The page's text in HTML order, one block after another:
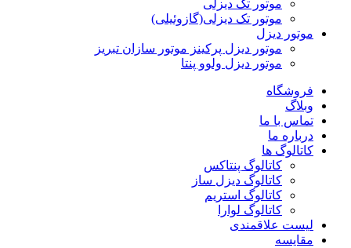
موتور تک دیزلی
موتور تک دیزلی(گازوئیلی)
موتور دیزل
موتور دیزل پرکینز موتور سازان تبریز
موتور دیزل ولوو پنتا
فروشگاه
وبلاگ
تماس با ما
درباره ما
کاتالوگ ها
کاتالوگ پنتاکس
کاتالوگ دیزل ساز
کاتالوگ استریم
کاتالوگ لوارا
لیست علاقمندی
مقایسه